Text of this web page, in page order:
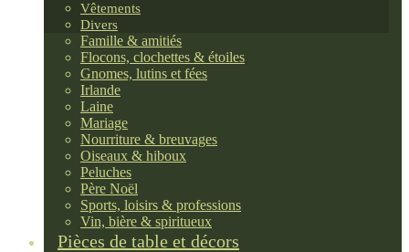
Vêtements
Divers
Famille & amitiés
Flocons, clochettes & étoiles
Gnomes, lutins et fées
Irlande
Laine
Mariage
Nourriture & breuvages
Oiseaux & hiboux
Peluches
Père Noël
Sports, loisirs & professions
Vin, bière & spiritueux
Pièces de table et décors